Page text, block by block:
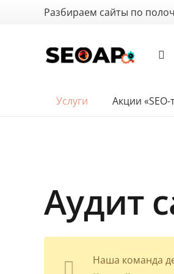
Разбираем сайты по
Услуги Акции «SEO-
Аудит
Наша команда